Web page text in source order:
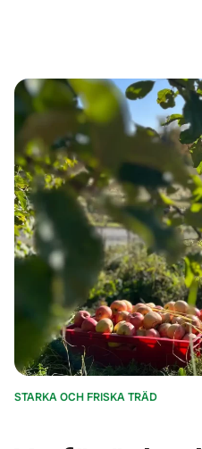
STARKA OCH FRISKA TRÄD